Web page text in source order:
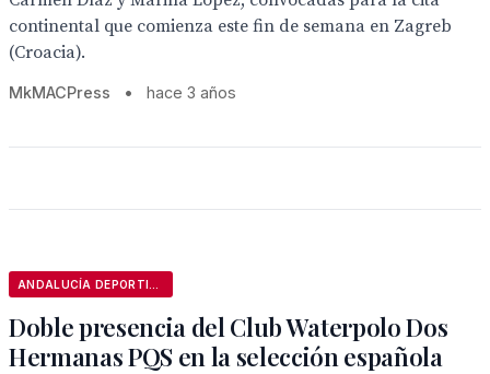
continental que comienza este fin de semana en Zagreb
(Croacia).
MkMACPress • hace 3 años
Doble presencia del Club Waterpolo Dos
Hermanas PQS en la selección española